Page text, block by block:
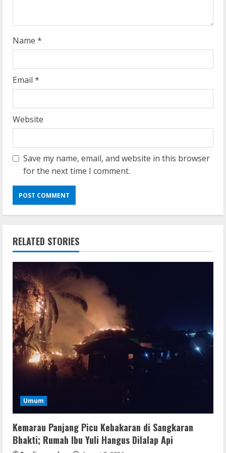
g
Name *
Email *
Website
Save my name, email, and website in this browser
for the next time I comment.
RELATED STORIES
Umum
Kemarau Panjang Picu Kebakaran di Sangkaran
Bhakti; Rumah Ibu Yuli Hangus Dilalap Api